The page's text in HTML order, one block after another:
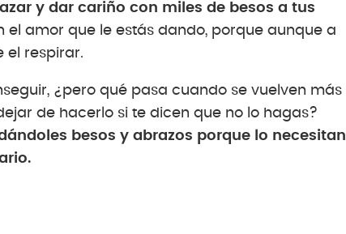
y dar cariño con miles de besos a tus
el amor que le estás dando, porque aunque a
el respirar.
¿pero qué pasa cuando se vuelven más
de hacerlo si te dicen que no lo hagas?
besos y abrazos porque lo necesitan